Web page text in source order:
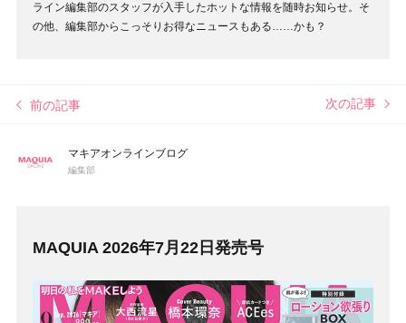
ライン編集部のスタッフが入手したホットな情報を随時お知らせ。そ
の他、編集部からこっそりお得なニュースもある……かも？
前の記事 次の記事
マキアオンラインブログ
編集部
MAQUIA 2026年7月22日発売号